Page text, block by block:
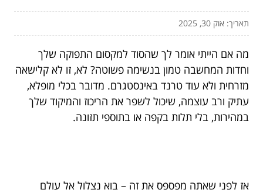
תאריך: אוק 30, 2025
מה אם הייתי אומר לך שהסוד למקסום התפוקה שלך
וחדות המחשבה טמון בנשימה פשוטה? לא, זו לא קלישאה
מזרחית ולא עוד טרנד באינסטגרם. מדובר בכלי מופלא,
עתיק ורב עוצמה, שיכול לשפר את הריכוז והמיקוד שלך
במהירות, בלי תלות בקפה או בתוספי תזונה.
אז לפני שאתה מפספס את זה – בוא נצלול אל עולם